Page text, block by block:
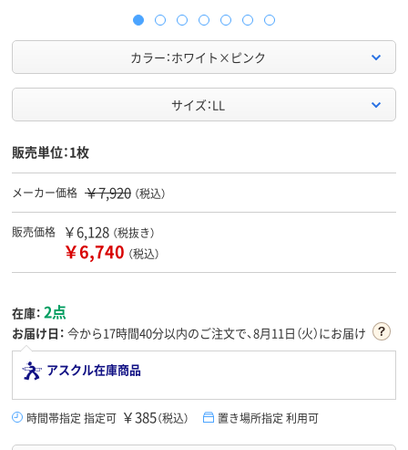
カラー：ホワイト×ピンク
サイズ：LL
販売単位：1枚
メーカー価格 ￥7,920 （税込）
販売価格 ￥6,128 （税抜き）
￥6,740 （税込）
在庫： 2点
お届け日： 今から17時間40分以内のご注文で、8月11日（火）にお届け
アスクル在庫商品
時間帯指定 指定可 ￥385（税込） 置き場所指定 利用可